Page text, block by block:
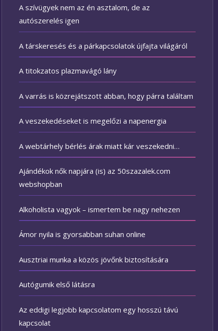
A szívügyek nem az én asztalom, de az
autószerelés igen
A társkeresés és a párkapcsolatok újfajta világáról
A titokzatos plazmavágó lány
A varrás is közrejátszott abban, hogy párra találtam
A veszekedéseket is megelőzi a napenergia
A webtárhely bérlés árak miatt kár veszekedni…
Ajándékok nők napjára (is) az 50szazalek.com
webshopban
Alkoholista vagyok – ismertem be nagy nehezen
Ámor nyila is gyorsabban suhan online
Ausztriai munka a közös jövőnk biztosítására
Autógumik első látásra
Az eddigi legjobb kapcsolatom egy hosszú távú
kapcsolat